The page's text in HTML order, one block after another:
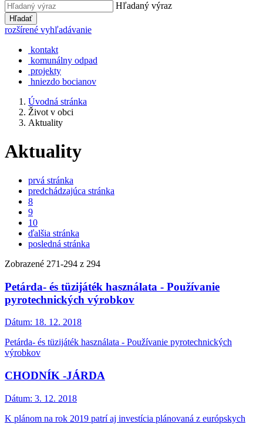
Hľadaný výraz
Hľadať
rozšírené vyhľadávanie
kontakt
komunálny odpad
projekty
hniezdo bocianov
Úvodná stránka
Život v obci
Aktuality
Aktuality
prvá stránka
predchádzajúca stránka
8
9
10
ďalšia stránka
posledná stránka
Zobrazené 271-294 z 294
Petárda- és tüzijáték használata - Používanie
pyrotechnických výrobkov
Dátum: 18. 12. 2018
Petárda- és tüzijáték használata - Používanie pyrotechnických
výrobkov
CHODNÍK -JÁRDA
Dátum: 3. 12. 2018
K plánom na rok 2019 patrí aj investícia plánovaná z európskych